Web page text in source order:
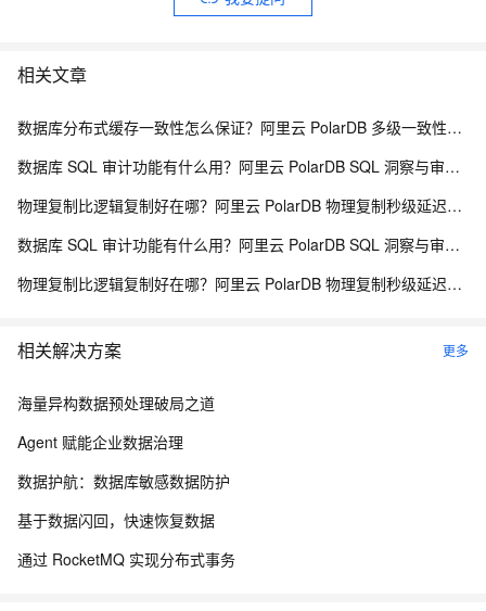
相关文章
数据库分布式缓存一致性怎么保证？阿里云 PolarDB 多级一致性架构解析
数据库 SQL 审计功能有什么用？阿里云 PolarDB SQL 洞察与审计解析
物理复制比逻辑复制好在哪？阿里云 PolarDB 物理复制秒级延迟解析
数据库 SQL 审计功能有什么用？阿里云 PolarDB SQL 洞察与审计解析
物理复制比逻辑复制好在哪？阿里云 PolarDB 物理复制秒级延迟解析
相关解决方案 更多
海量异构数据预处理破局之道
Agent 赋能企业数据治理
数据护航：数据库敏感数据防护
基于数据闪回，快速恢复数据
通过 RocketMQ 实现分布式事务